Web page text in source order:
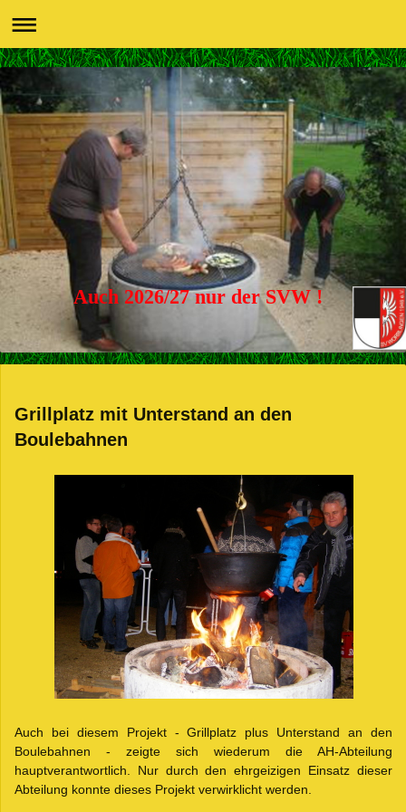
Auch 2026/27 nur der SVW !
Grillplatz mit Unterstand an den
Boulebahnen
Auch bei diesem Projekt - Grillplatz plus Unterstand an den
Boulebahnen - zeigte sich wiederum die AH-Abteilung
hauptverantwortlich. Nur durch den ehrgeizigen Einsatz dieser
Abteilung konnte dieses Projekt verwirklicht werden.